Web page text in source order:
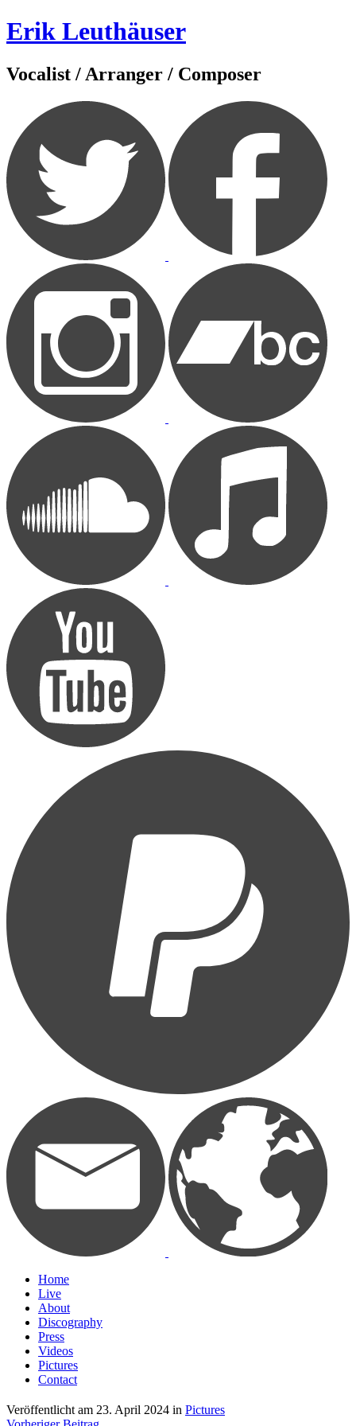
Zum
Inhalt
Erik Leuthäuser
Vocalist / Arranger / Composer
Home
Live
About
Discography
Press
Videos
Pictures
Contact
Veröffentlicht am 23. April 2024 in Pictures